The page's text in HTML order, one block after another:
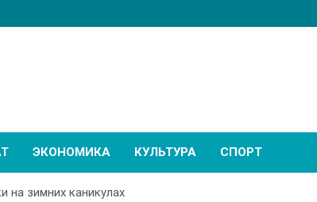
ЭКОНОМИКА КУЛЬТУРА СПОРТ
на зимних каникулах